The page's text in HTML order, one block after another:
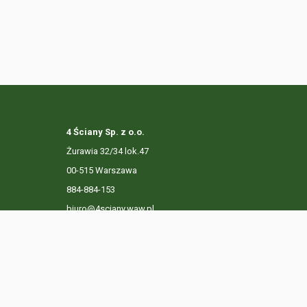
4 Ściany Sp. z o.o.
Żurawia 32/34 lok.47
00-515 Warszawa
884-884-153
biuro@4sciany.waw.pl